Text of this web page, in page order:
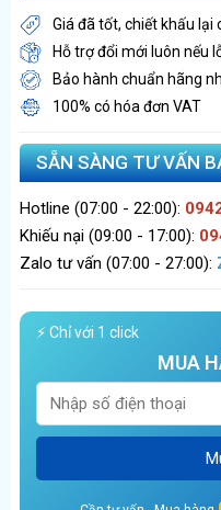
Giá đã tốt, chiết khấu lại
Hỗ trợ đổi mới luôn nếu
Bảo hành chuẩn hãng
100% có hóa đơn VAT
SẴN SÀNG TƯ VẤN
Hotline (07:00 - 22:00):
Khiếu nại (09:00 - 17:00):
Zalo tư vấn (07:00 - 27:00):
⚡ Chỉ với 1 click
MUA